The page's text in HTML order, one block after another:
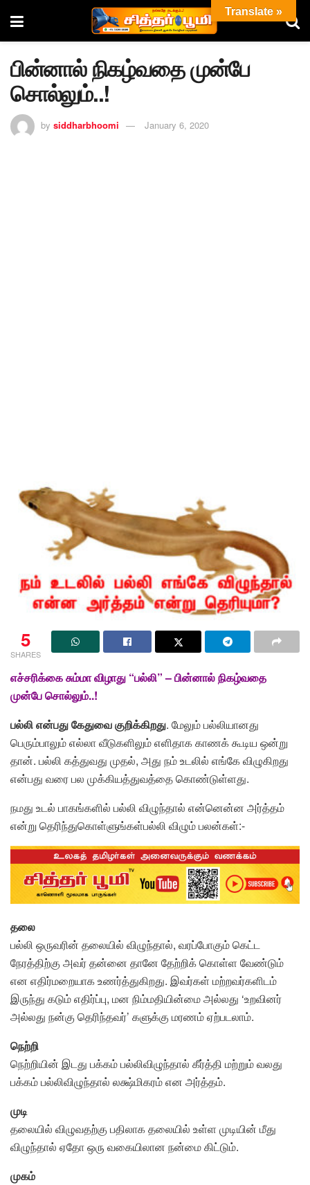
பின்னால் நிகழ்வதை முன்பே
சொல்லும்..!
by siddharbhoomi January 6, 2020
5
SHARES
எச்சரிக்கை சும்மா விழாது “பல்லி” – பின்னால் நிகழ்வதை
முன்பே சொல்லும்..!
பல்லி என்பது கேதுவை குறிக்கிறது. மேலும் பல்லியானது
பெரும்பாலும் எல்லா வீடுகளிலும் எளிதாக காணக் கூடிய ஒன்று
தான். பல்லி கத்துவது முதல், அது நம் உடலில் எங்கே விழுகிறது
என்பது வரை பல முக்கியத்துவத்தை கொண்டுள்ளது.
நமது உடல் பாகங்களில் பல்லி விழுந்தால் என்னென்ன அர்த்தம்
என்று தெரிந்துகொள்ளுங்கள்பல்லி விழும் பலன்கள்:-
தலை
பல்லி ஒருவரின் தலையில் விழுந்தால், வரப்போகும் கெட்ட
நேரத்திற்கு அவர் தன்னை தானே தேற்றிக் கொள்ள வேண்டும்
என எதிர்மறையாக உணர்த்துகிறது. இவர்கள் மற்றவர்களிடம்
இருந்து கடும் எதிர்ப்பு, மன நிம்மதியின்மை அல்லது ‘உறவினர்
அல்லது நன்கு தெரிந்தவர்’ களுக்கு மரணம் ஏற்படலாம்.
நெற்றி
நெற்றியின் இடது பக்கம் பல்லிவிழுந்தால் கீர்த்தி மற்றும் வலது
பக்கம் பல்லிவிழுந்தால் லக்ஷ்மிகரம் என அர்த்தம்.
முடி
தலையில் விழுவதற்கு பதிலாக தலையில் உள்ள முடியின் மீது
விழுந்தால் ஏதோ ஒரு வகையிலான நன்மை கிட்டும்.
முகம்
Translate »